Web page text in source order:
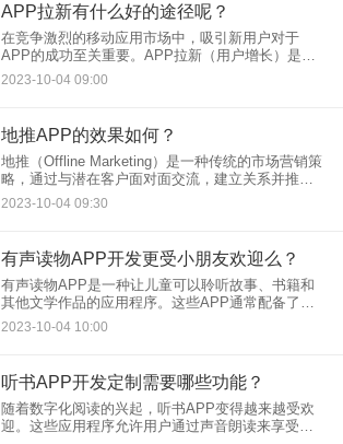
APP拉新有什么好的途径呢？
在竞争激烈的移动应用市场中，吸引新用户对于
APP的成功至关重要。APP拉新（用户增长）是一
个持续的挑战，但通过采用一些好的途径和策略，
可以有效地吸引新用户。以下是一些值得考虑的好
2023-10-04 09:00
地推APP的效果如何？
地推（Offline Marketing）是一种传统的市场营销策
略，通过与潜在客户面对面交流，建立关系并推销
产品或服务。然而，随着移动技术的不断发展，地
推也逐渐融合了数字元素，从而诞生了地推APP。
2023-10-04 09:30
有声读物APP开发更受小朋友欢迎么？
有声读物APP是一种让儿童可以聆听故事、书籍和
其他文学作品的应用程序。这些APP通常配备了声
音效果、音乐、角色扮演和动画等元素，以吸引小
朋友的注意力。那么，有声读物APP开发是否更受
2023-10-04 10:00
听书APP开发定制需要哪些功能？
随着数字化阅读的兴起，听书APP变得越来越受欢
迎。这些应用程序允许用户通过声音朗读来享受书